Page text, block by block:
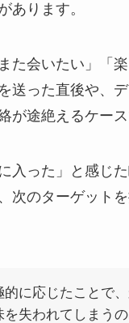
あります。
た会いたい」「
送った直後や、
が途絶えるケース
入った」と感じ
次のターゲット
的に応じたことで
を失われてしまう